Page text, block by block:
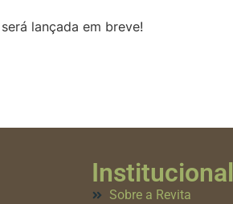
lançada em breve!
Institucional
Sobre a Revita